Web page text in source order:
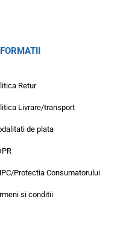
Retur
Livrare/transport
de plata
Protectia Consumatorului
si conditii